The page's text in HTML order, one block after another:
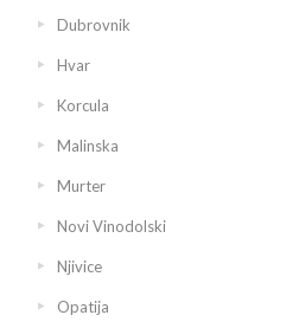
Dubrovnik
Hvar
Korcula
Malinska
Murter
Novi Vinodolski
Njivice
Opatija